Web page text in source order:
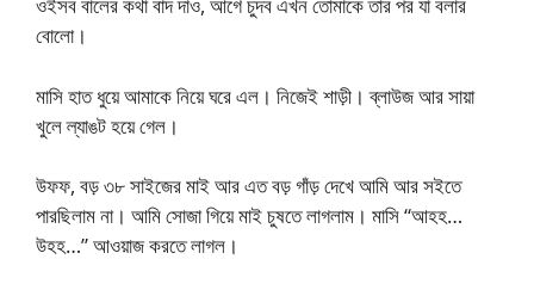
বোলো।
মাসি হাত ধুয়ে আমাকে নিয়ে ঘরে এল। নিজেই শাড়ী। ব্লাউজ আর সায়া
খুলে ল্যাঙট হয়ে গেল।
উফফ, বড় ৩৮ সাইজের মাই আর এত বড় গাঁড় দেখে আমি আর সইতে
পারছিলাম না। আমি সোজা গিয়ে মাই চুষতে লাগলাম। মাসি “আহহ…
উহহ…” আওয়াজ করতে লাগল।